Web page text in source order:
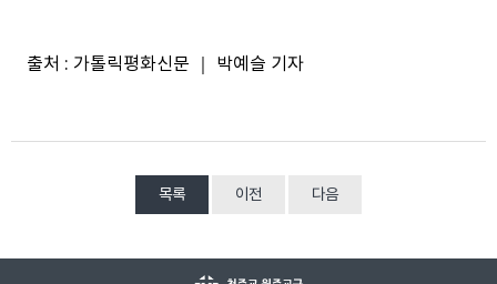
출처 : 가톨릭평화신문 ｜ 박예슬 기자
목록 이전 다음